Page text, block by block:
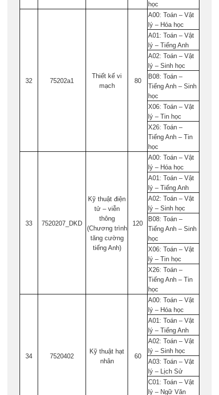
học
32 75202a1
Thiết kế vi
mạch
80
A00: Toán – Vật
lý – Hóa học
A01: Toán – Vật
lý – Tiếng Anh
A02: Toán – Vật
lý – Sinh học
B08: Toán –
Tiếng Anh – Sinh
học
X06: Toán – Vật
lý – Tin học
X26: Toán –
Tiếng Anh – Tin
học
33 7520207_DKD
Kỹ thuật điện
tử – viễn
thông
(Chương trình
tăng cường
tiếng Anh)
120
A00: Toán – Vật
lý – Hóa học
A01: Toán – Vật
lý – Tiếng Anh
A02: Toán – Vật
lý – Sinh học
B08: Toán –
Tiếng Anh – Sinh
học
X06: Toán – Vật
lý – Tin học
X26: Toán –
Tiếng Anh – Tin
học
34 7520402
Kỹ thuật hạt
nhân
60
A00: Toán – Vật
lý – Hóa học
A01: Toán – Vật
lý – Tiếng Anh
A02: Toán – Vật
lý – Sinh học
A03: Toán – Vật
lý – Lịch Sử
C01: Toán – Vật
lý – Ngữ Văn